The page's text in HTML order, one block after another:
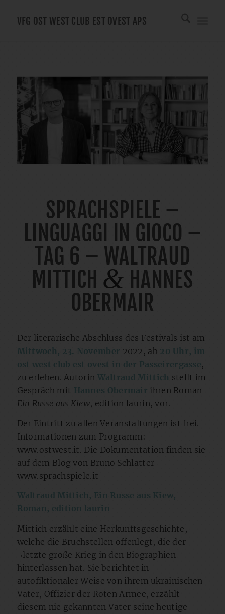
VFG OST WEST CLUB EST OVEST APS
SPRACHSPIELE –
LINGUAGGI IN GIOCO –
TAG 6 – WALTRAUD
MITTICH & HANNES
OBERMAIR
Der literarische Abschluss des Festivals ist am
Mittwoch, 23. November 2022, ab 20 Uhr, im
ost west club est ovest in der Passeirergasse,
zu erleben. Autorin Waltraud Mittich stellt im
Gespräch mit Hannes Obermair ihren Roman
Ein Russe aus Kiew, edition laurin, vor.
Der Eintritt zu allen Veranstaltungen ist frei.
Informationen zum Programm:
www.ostwest.it. Die Dokumentation finden sie
auf dem Blog von Bruno Schlatter
www.sprachspiele.it
Waltraud Mittich, Ein Russe aus Kiew,
Roman, edition laurin
Mittich erzählt eine Herkunftsgeschichte,
welche die Bruchstellen offenlegt, die der
¬letzte große Krieg in den Biographien
hinterlassen hat. Sie berichtet in
autofiktionaler Weise von ihrem ukrainischen
Vater, Offizier der Roten Armee, erzählt
diesem nie gekannten Vater seine heutige